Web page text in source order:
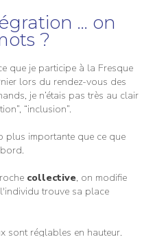
… on
?
que je participe à la Fresque
lors du rendez-vous des
je n’étais pas très au clair
“inclusion”.
plus importante que ce que
collective, on modifie
trouve sa place
sont réglables en hauteur.